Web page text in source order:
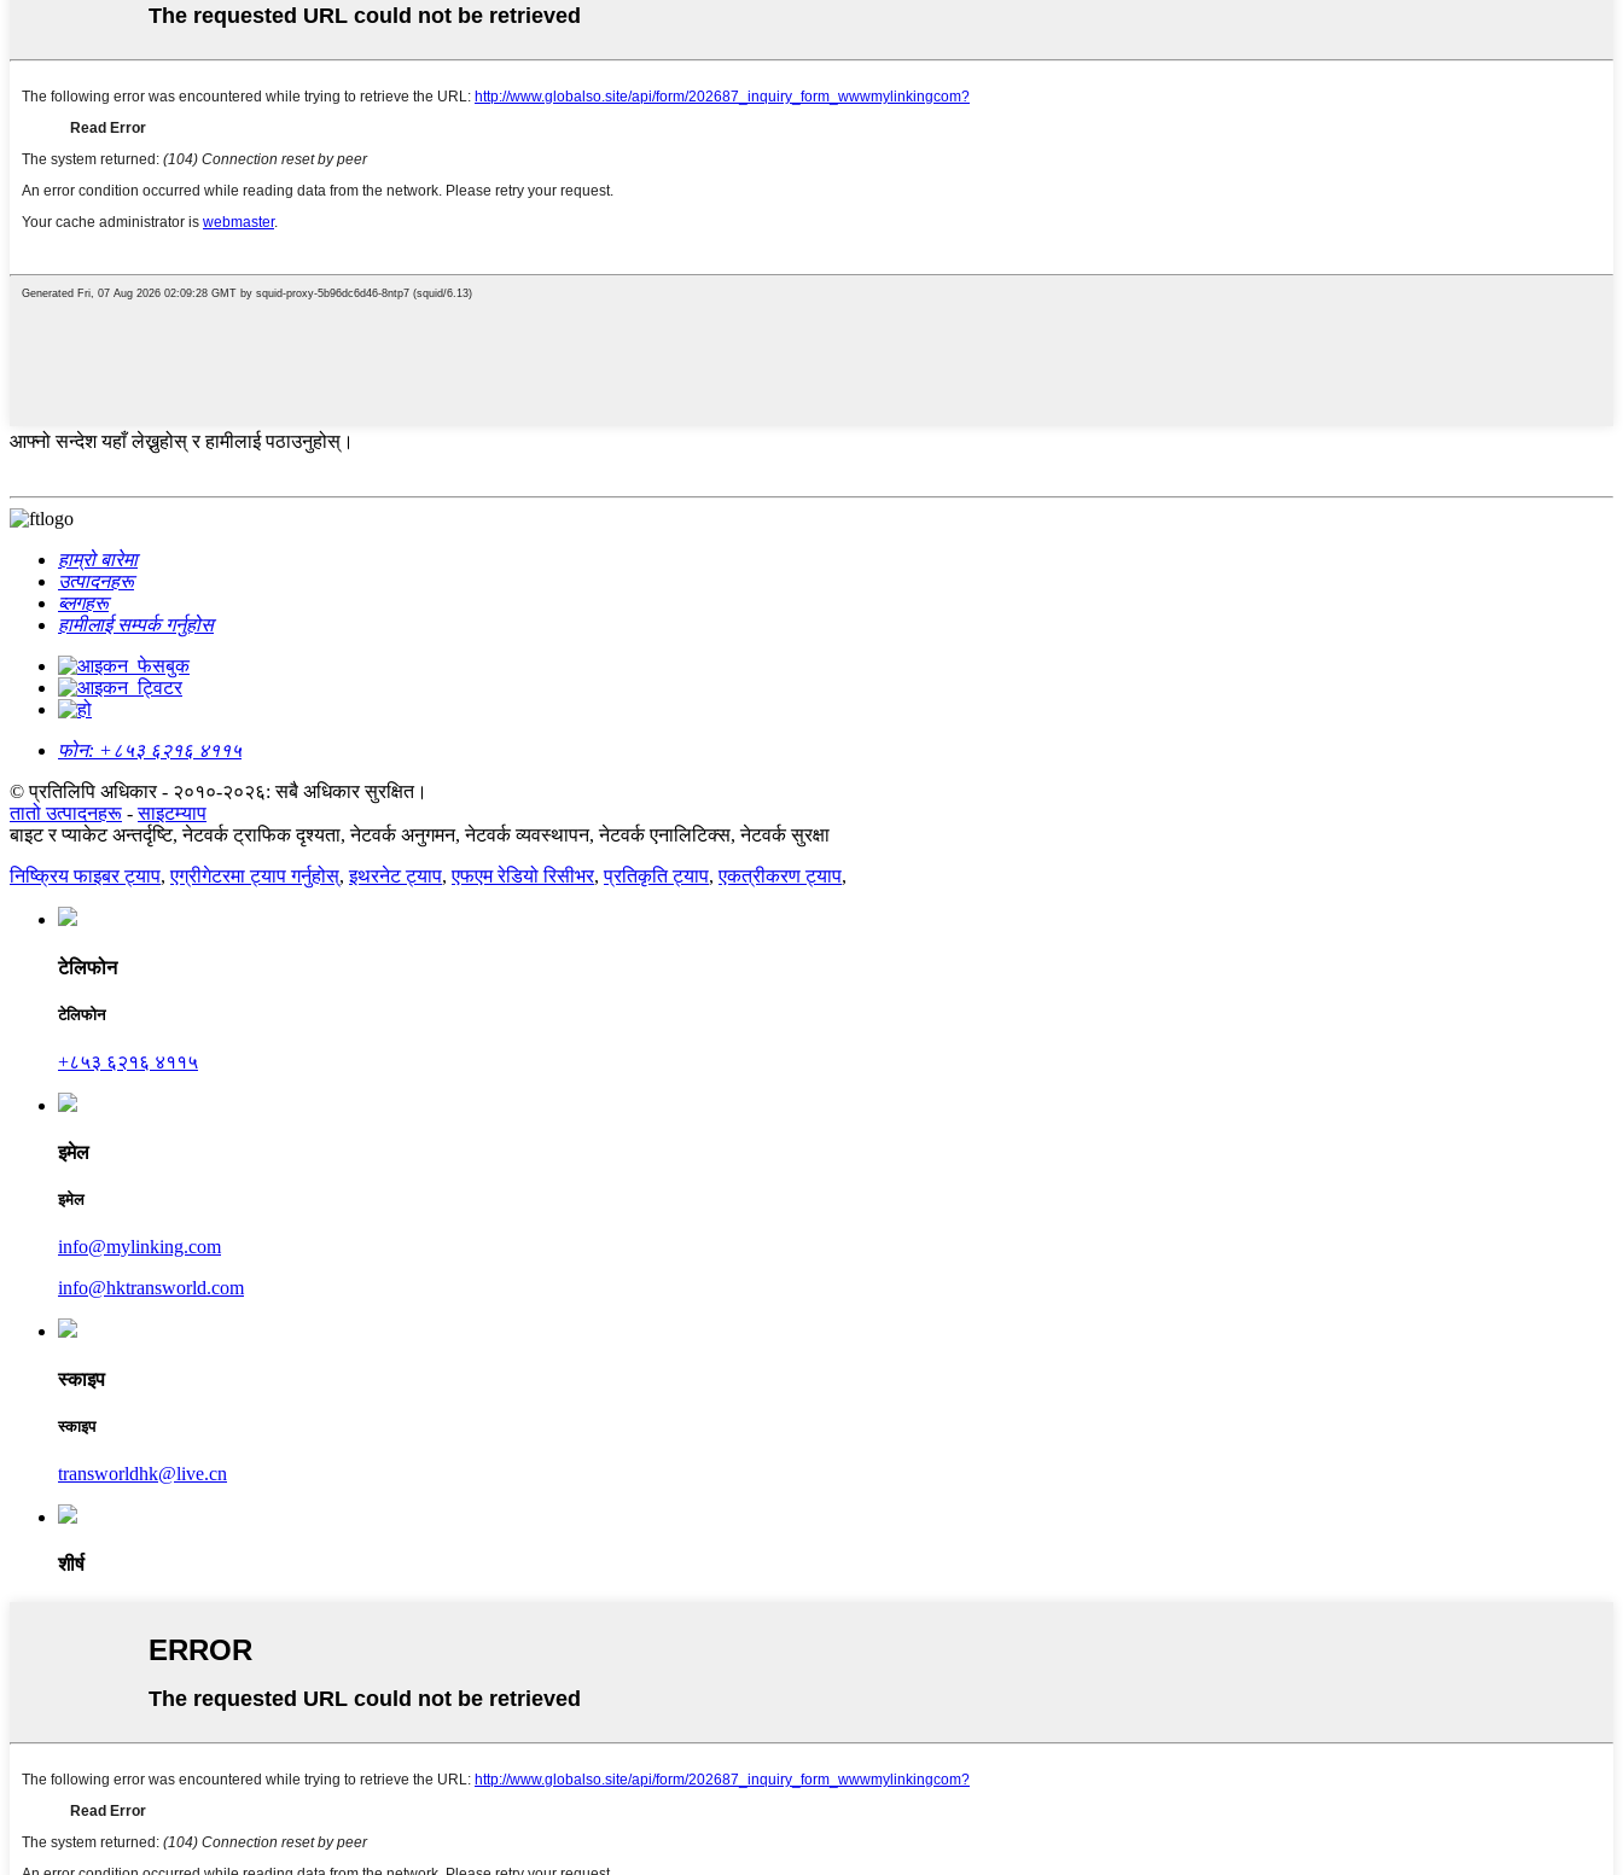
आफ्नो सन्देश यहाँ लेख्नुहोस् र हामीलाई पठाउनुहोस्।
हाम्रो बारेमा
उत्पादनहरू
ब्लगहरू
हामीलाई सम्पर्क गर्नुहोस
फोन: +८५३ ६२१६ ४११५
© प्रतिलिपि अधिकार - २०१०-२०२६: सबै अधिकार सुरक्षित।
तातो उत्पादनहरू -साइटम्याप
बाइट र प्याकेट अन्तर्दृष्टि, नेटवर्क ट्राफिक दृश्यता, नेटवर्क अनुगमन, नेटवर्क व्यवस्थापन, नेटवर्क एनालिटिक्स, नेटवर्क सुरक्षा
निष्क्रिय फाइबर ट्याप,एग्रीगेटरमा ट्याप गर्नुहोस्,इथरनेट ट्याप,एफएम रेडियो रिसीभर,प्रतिकृति ट्याप,एकत्रीकरण ट्याप,
टेलिफोन
टेलिफोन
+८५३ ६२१६ ४११५
इमेल
इमेल
info@mylinking.com
info@hktransworld.com
स्काइप
स्काइप
transworldhk@live.cn
शीर्ष